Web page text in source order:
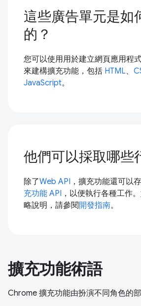
這些廣告單元是如
的？
您可以使用用於建立網頁應用程
來建構擴充功能，包括 HTML、
JavaScript。
他們可以採取哪些
除了Web API ，擴充功能還可以
充功能 API ，以便執行各種工作
略說明，請參閱開發指南。
擴充功能術語
Chrome 擴充功能由扮演不同角色的部